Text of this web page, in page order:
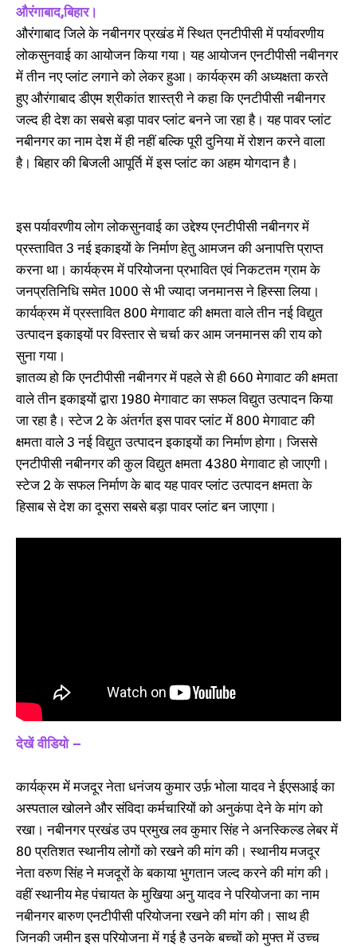
नबीनगर, तीन नए प्रोजेक्ट जल्द होंगे
शुरू
October 29, 2024
In "औरंगाबाद"
बढ़ेंगे रोजगार के अवसर
October 14, 2024
In "औरंगाबाद"
नबीनगर में एनटीपीसी स्टेज-II निर्माण
उत्पादन में दूसरे स्थान पर होगा नबीनगर
May 19, 2026
In "औरंगाबाद"
औरंगाबाद,बिहार।
औरंगाबाद जिले के नबीनगर प्रखंड में स्थित एनटीपीसी में पर्यावरणीय
लोकसुनवाई का आयोजन किया गया। यह आयोजन एनटीपीसी नबीनगर
में तीन नए प्लांट लगाने को लेकर हुआ। कार्यक्रम की अध्यक्षता करते
हुए औरंगाबाद डीएम श्रीकांत शास्त्री ने कहा कि एनटीपीसी नबीनगर
जल्द ही देश का सबसे बड़ा पावर प्लांट बनने जा रहा है। यह पावर प्लांट
नबीनगर का नाम देश में ही नहीं बल्कि पूरी दुनिया में रोशन करने वाला
है। बिहार की बिजली आपूर्ति में इस प्लांट का अहम योगदान है।
इस पर्यावरणीय लोग लोकसुनवाई का उद्देश्य एनटीपीसी नबीनगर में
प्रस्तावित 3 नई इकाइयों के निर्माण हेतु आमजन की अनापत्ति प्राप्त
करना था। कार्यक्रम में परियोजना प्रभावित एवं निकटतम ग्राम के
जनप्रतिनिधि समेत 1000 से भी ज्यादा जनमानस ने हिस्सा लिया।
कार्यक्रम में प्रस्तावित 800 मेगावाट की क्षमता वाले तीन नई विद्युत
उत्पादन इकाइयों पर विस्तार से चर्चा कर आम जनमानस की राय को
सुना गया।
ज्ञातव्य हो कि एनटीपीसी नबीनगर में पहले से ही 660 मेगावाट की क्षमता
वाले तीन इकाइयों द्वारा 1980 मेगावाट का सफल विद्युत उत्पादन किया
जा रहा है। स्टेज 2 के अंतर्गत इस पावर प्लांट में 800 मेगावाट की
क्षमता वाले 3 नई विद्युत उत्पादन इकाइयों का निर्माण होगा। जिससे
एनटीपीसी नबीनगर की कुल विद्युत क्षमता 4380 मेगावाट हो जाएगी।
स्टेज 2 के सफल निर्माण के बाद यह पावर प्लांट उत्पादन क्षमता के
हिसाब से देश का दूसरा सबसे बड़ा पावर प्लांट बन जाएगा।
देखें वीडियो –
कार्यक्रम में मजदूर नेता धनंजय कुमार उर्फ़ भोला यादव ने ईएसआई का
अस्पताल खोलने और संविदा कर्मचारियों को अनुकंपा देने के मांग को
रखा। नबीनगर प्रखंड उप प्रमुख लव कुमार सिंह ने अनस्किल्ड लेबर में
80 प्रतिशत स्थानीय लोगों को रखने की मांग की। स्थानीय मजदूर
नेता वरुण सिंह ने मजदूरों के बकाया भुगतान जल्द करने की मांग की।
वहीं स्थानीय मेह पंचायत के मुखिया अनु यादव ने परियोजना का नाम
नबीनगर बारुण एनटीपीसी परियोजना रखने की मांग की। साथ ही
जिनकी जमीन इस परियोजना में गई है उनके बच्चों को मुफ्त में उच्च